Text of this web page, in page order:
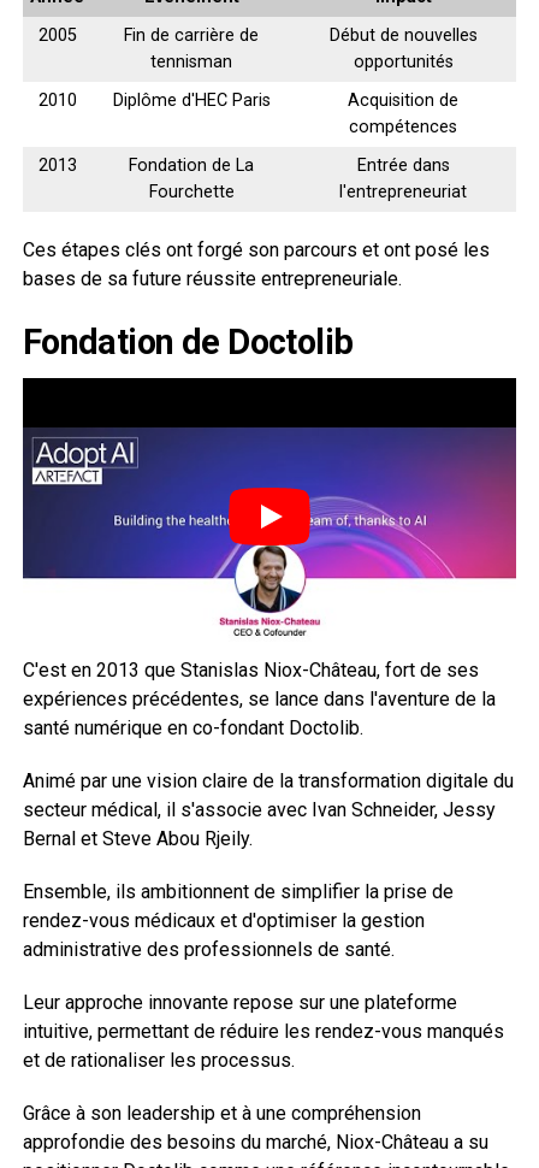
2005
Fin de carrière de
tennisman
Début de nouvelles
opportunités
2010
Diplôme d'HEC Paris
Acquisition de
compétences
2013
Fondation de La
Fourchette
Entrée dans
l'entrepreneuriat
Ces étapes clés ont forgé son parcours et ont posé les
bases de sa future réussite entrepreneuriale.
Fondation de Doctolib
C'est en 2013 que Stanislas Niox-Château, fort de ses
expériences précédentes, se lance dans l'aventure de la
santé numérique en co-fondant Doctolib.
Animé par une vision claire de la transformation digitale du
secteur médical, il s'associe avec Ivan Schneider, Jessy
Bernal et Steve Abou Rjeily.
Ensemble, ils ambitionnent de simplifier la prise de
rendez-vous médicaux et d'optimiser la gestion
administrative des professionnels de santé.
Leur approche innovante repose sur une plateforme
intuitive, permettant de réduire les rendez-vous manqués
et de rationaliser les processus.
Grâce à son leadership et à une compréhension
approfondie des besoins du marché, Niox-Château a su